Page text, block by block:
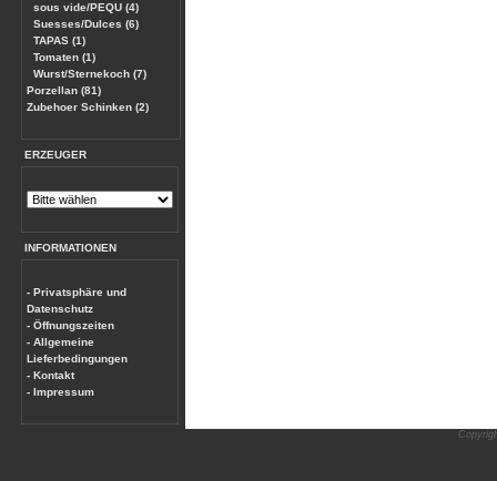
sous vide/PEQU (4)
Suesses/Dulces (6)
TAPAS (1)
Tomaten (1)
Wurst/Sternekoch (7)
Porzellan (81)
Zubehoer Schinken (2)
ERZEUGER
INFORMATIONEN
- Privatsphäre und
Datenschutz
- Öffnungszeiten
- Allgemeine
Lieferbedingungen
- Kontakt
- Impressum